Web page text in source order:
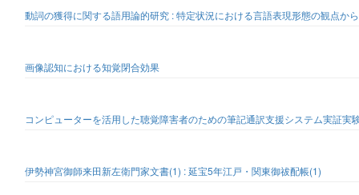
動詞の獲得に関する語用論的研究 : 特定状況における言語表現形態の観点から
画像認知における知覚閉合効果
コンピューターを活用した聴覚障害者のための筆記通訳支援システム実証実
伊勢神宮御師来田新左衛門家文書(1) : 延宝5年江戸・関東御祓配帳(1)